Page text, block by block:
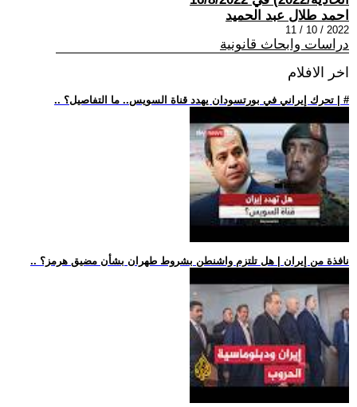
احمد طلال عبد الحميد
2022 / 10 / 11
دراسات وابحاث قانونية
اخر الافلام
.. تحرك إيراني في بورتسودان يهدد قناة السويس.. ما التفاصيل؟ | #
.. نافذة من إيران | هل تلتزم واشنطن بشروط طهران بشأن مضيق هرمز؟